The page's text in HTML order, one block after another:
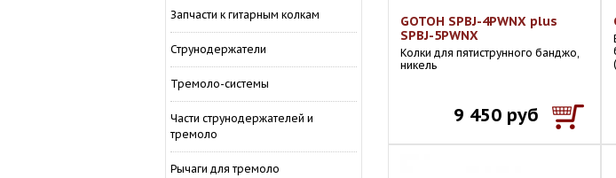
Запчасти к гитарным колкам
Струнодержатели
Тремоло-системы
Части струнодержателей и
тремоло
Рычаги для тремоло
GOTOH SPBJ-4PWNX plus
SPBJ-5PWNX
Колки для пятиструнного банджо,
никель
9 450 руб